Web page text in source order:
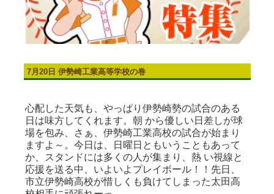
7月20日 伊勢崎工業高等学校の巻
心配した天気も、やっぱり伊勢崎勢の試合のある
日は味方してくれます。朝 から優しい日差しが球
場を包み、さぁ、伊勢崎工業高校の試合が始まり
ますよ～。今日は、日曜日ともいうこともあって
か、スタンドには多くの人が集まり、熱 い視線と
応援を送る中、いよいよプレイボール！！先日、
市立伊勢崎高校が惜しくも負けてしまった太田高